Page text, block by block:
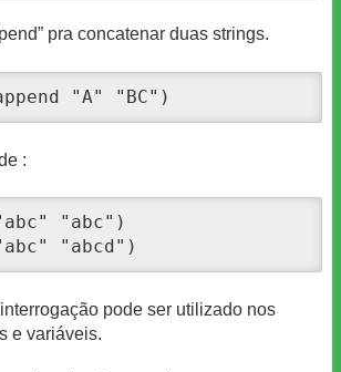
pra concatenar duas strings.
"A" "BC")
:
"abc")
"abcd")
pode ser utilizado nos
e variáveis.